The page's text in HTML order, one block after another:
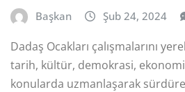
Başkan Şub 24, 2024
Dadaş Ocakları çalışmalarını
tarih, kültür, demokrasi,
konularda uzmanlaşarak